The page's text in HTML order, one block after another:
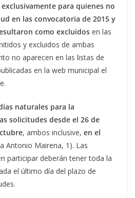
para quienes no
en las convocatoria de 2015 y
como excluidos en las
y excluidos de ambas
no aparecen en las listas de
en la web municipal el
naturales para la
solicitudes desde el 26 de
, ambos inclusive, en el
Antonio Mairena, 1). Las
participar deberán tener toda la
el último día del plazo de